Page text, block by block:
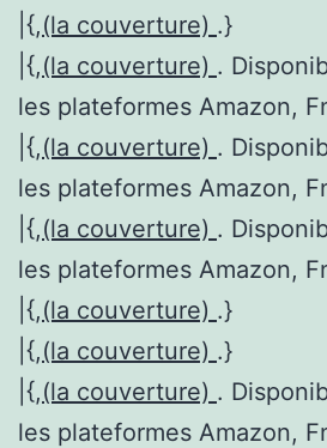
|{,(la couverture) .}
|{,(la couverture) .
les plateformes Amazon,
|{,(la couverture) .
les plateformes Amazon,
|{,(la couverture) .
les plateformes Amazon,
|{,(la couverture) .}
|{,(la couverture) .}
|{,(la couverture) .
les plateformes Amazon,